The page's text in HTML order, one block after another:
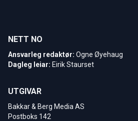
NETT NO
Ansvarleg redaktør: Ogne Øyehaug
Dagleg leiar: Eirik Staurset
UTGIVAR
Bakkar & Berg Media AS
Postboks 142